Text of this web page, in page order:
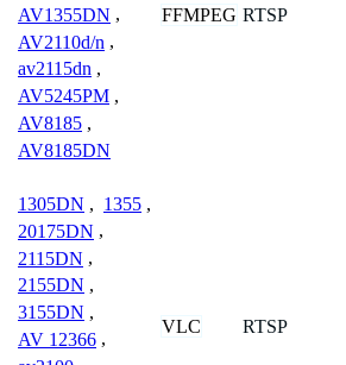
AV1355DN ,
AV2110d/n ,
av2115dn ,
AV5245PM ,
AV8185 ,
AV8185DN
FFMPEG RTSP
1305DN , 1355 ,
20175DN ,
2115DN ,
2155DN ,
3155DN ,
AV 12366 ,
VLC RTSP